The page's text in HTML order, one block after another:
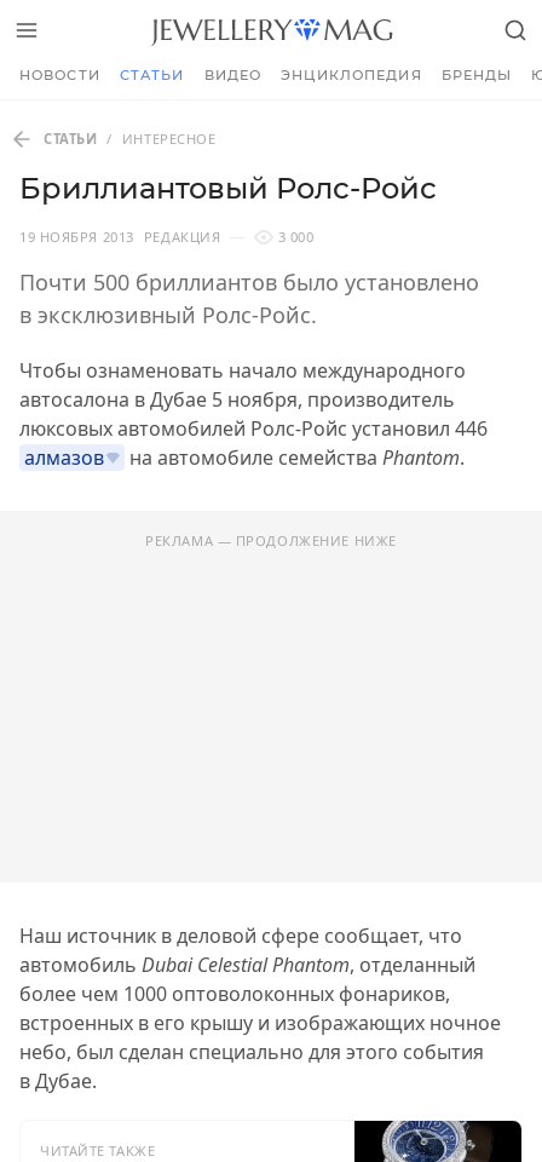
НОВОСТИ СТАТЬИ ВИДЕО ЭНЦИКЛОПЕДИЯ БРЕНДЫ
СТАТЬИ / ИНТЕРЕСНОЕ
Бриллиантовый Ролс-Ройс
19 НОЯБРЯ 2013 РЕДАКЦИЯ 3 000
Почти 500 бриллиантов было установлено
в эксклюзивный Ролс-Ройс.
Чтобы ознаменовать начало международного
автосалона в Дубае 5 ноября, производитель
люксовых автомобилей Ролс-Ройс установил 446
алмазов
на автомобиле семействаPhantom.
РЕКЛАМА — ПРОДОЛЖЕНИЕ НИЖЕ
Наш источник в деловой сфере сообщает, что
автомобиль Dubai Celestial Phantom, отделанный
более чем 1000 оптоволоконных фонариков,
встроенных в его крышу и изображающих ночное
небо, был сделан специально для этого события
в Дубае.
ЧИТАЙТЕ ТАКЖЕ